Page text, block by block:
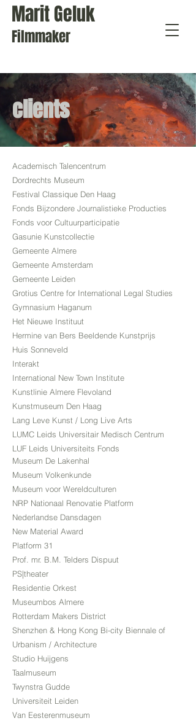
Marit Geluk
Filmmaker
clients
Academisch Talencentrum
Dordrechts Museum
Festival Classique Den Haag
Fonds Bijzondere Journalistieke Producties
Fonds voor Cultuurparticipatie
Gasunie Kunstcollectie
Gemeente Almere
Gemeente Amsterdam
Gemeente Leiden
Grotius Centre for International Legal Studies
Gymnasium Haganum
Het Nieuwe Instituut
Hermine van Bers Beeldende Kunstprijs
Huis Sonneveld
Interakt
International New Town Institute
Kunstlinie Almere Flevoland
Kunstmuseum Den Haag
Lang Leve Kunst / Long Live Arts
LUMC Leids Universitair Medisch Centrum
LUF Leids Universiteits Fonds
Museum De Lakenhal
Museum Volkenkunde
Museum voor Wereldculturen
NRP Nationaal Renovatie Platform
Nederlandse Dansdagen
New Material Award
Platform 31
Prof. mr. B.M. Telders Dispuut
PS|theater
Residentie Orkest
Museumbos Almere
Rotterdam Makers District
Shenzhen & Hong Kong Bi-city Biennale of
Urbanism / Architecture
Studio Huijgens
Taalmuseum
Twynstra Gudde
Universiteit Leiden
Van Eesterenmuseum